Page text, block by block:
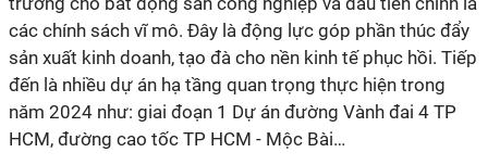
các chính sách vĩ mô. Đây là động lực góp phần thúc đẩy
sản xuất kinh doanh, tạo đà cho nền kinh tế phục hồi. Tiếp
đến là nhiều dự án hạ tầng quan trọng thực hiện trong
năm 2024 như: giai đoạn 1 Dự án đường Vành đai 4 TP
HCM, đường cao tốc TP HCM - Mộc Bài…